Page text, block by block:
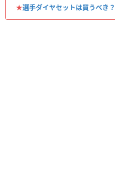
★選手ダイヤセットは買うべき？